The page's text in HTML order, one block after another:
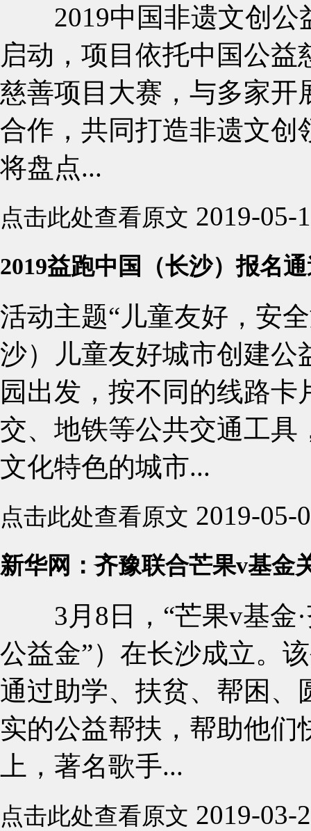
2019中国非遗文创公
启动，项目依托中国公
慈善项目大赛，与多家开
合作，共同打造非遗文
将盘点...
点击此处查看原文 2019-05-
2019益跑中国（长沙）报名
活动主题“儿童友好，安
沙）儿童友好城市创建公
园出发，按不同的线路
交、地铁等公共交通工具
文化特色的城市...
点击此处查看原文 2019-05-
新华网：齐豫联合芒果v基金
3月8日，“芒果v基金·
公益金”）在长沙成立。
通过助学、扶贫、帮困、
实的公益帮扶，帮助他
上，著名歌手...
点击此处查看原文 2019-03-